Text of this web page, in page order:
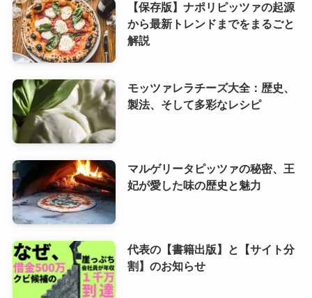
【保存版】ナポリピッツァの起源
から最新トレンドまでをまるごと
解説
モッツァレラチーズ大全：歴史、
製法、そして多彩なレシピ
マルゲリータピッツァの秘密、王
妃が愛した味の歴史と魅力
代表の【書籍出版】と【サイト分
割】のお知らせ